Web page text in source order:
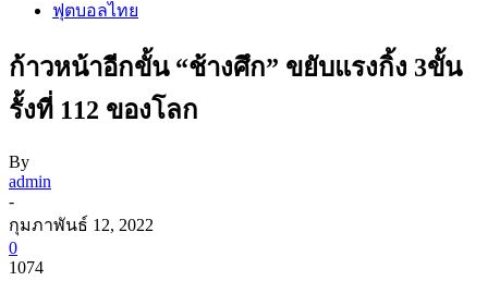
ฟุตบอลไทย
ก้าวหน้าอีกขั้น “ช้างศึก” ขยับแรงกิ้ง 3ขั้น
รั้งที่ 112 ของโลก
By
admin
-
กุมภาพันธ์ 12, 2022
0
1074